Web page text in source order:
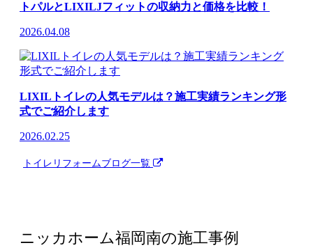
トパルとLIXILJフィットの収納力と価格を比較！
2026.04.08
LIXILトイレの人気モデルは？施工実績ランキング形
式でご紹介します
2026.02.25
トイレリフォームブログ一覧
ニッカホーム福岡南の施工事例